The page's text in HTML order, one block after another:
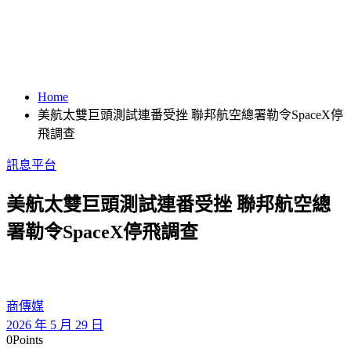
Home
美航太雙巨頭測試連番受挫 聯邦航空總署勒令SpaceX停
飛調查
訊息平台
美航太雙巨頭測試連番受挫 聯邦航空總
署勒令SpaceX停飛調查
商傳媒
2026 年 5 月 29 日
0Points